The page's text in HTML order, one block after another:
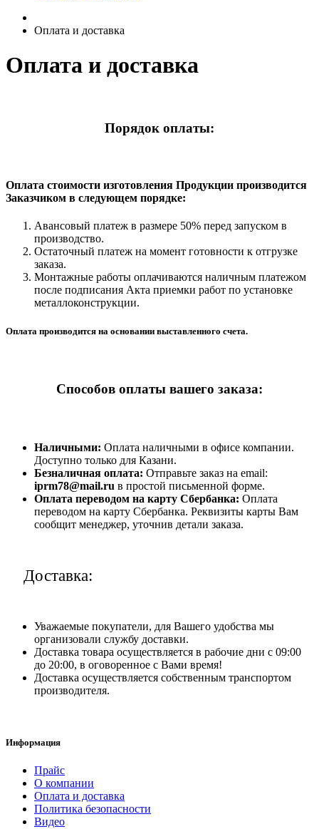
Оплата и доставка
Оплата и доставка
Порядок оплаты:
Оплата стоимости изготовления Продукции производится
Заказчиком в следующем порядке:
Авансовый платеж в размере 50% перед запуском в
производство.
Остаточный платеж на момент готовности к отгрузке
заказа.
Монтажные работы оплачиваются наличным платежом
после подписания Акта приемки работ по установке
металлоконструкции.
Оплата производится на основании выставленного счета.
Способов оплаты вашего заказа:
Наличными: Оплата наличными в офисе компании.
Доступно только для Казани.
Безналичная оплата: Отправьте заказ на email:
iprm78@mail.ru в простой письменной форме.
Оплата переводом на карту Сбербанка: Оплата
переводом на карту Сбербанка. Реквизиты карты Вам
сообщит менеджер, уточнив детали заказа.
Доставка:
Уважаемые покупатели, для Вашего удобства мы
организовали службу доставки.
Доставка товара осуществляется в рабочие дни с 09:00
до 20:00, в оговоренное с Вами время!
Доставка осуществляется собственным транспортом
производителя.
Информация
Прайс
О компании
Оплата и доставка
Политика безопасности
Видео